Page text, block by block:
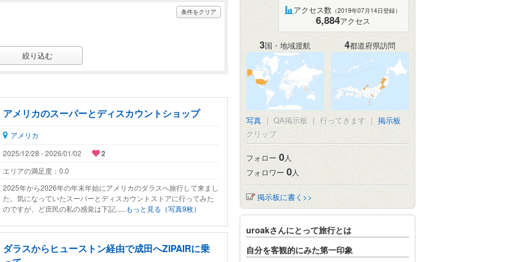
条件をクリア
アメリカのスーパーとディスカウントショップ
アメリカ
2025/12/28 - 2026/01/02
2
エリアの満足度： 0.0
2025年から2026年の年末年始にアメリカのダラスへ旅行して来まし
た。気になっていたスーパーとディスカウントストアに行ってみた
のですが、ど庶民の私の感覚は下記......もっと見る（写真9枚）
ダラスからヒューストン経由で成田へZIPAIRに乗
アクセス数 （2019年07月14日登録）
6,884アクセス
3国・地域渡航 4都道府県訪問
写真 | QA掲示板 | 行ってきます | 掲示板
クリップ
フォロー 0人
フォロワー 0人
掲示板に書く>>
uroakさんにとって旅行とは
自分を客観的にみた第一印象